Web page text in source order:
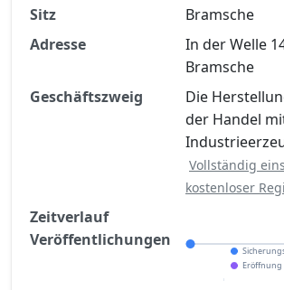
Finanzkennzahlen nach
Registrierung verfügbar
Jetzt kostenlos registrieren
Sitz
Bramsche
Adresse
In der Welle
Bramsche
Geschäftszweig
Die
der Handel
Vollständig
kostenloser
Zeitverlauf
Veröffentlichungen
Eröffnung